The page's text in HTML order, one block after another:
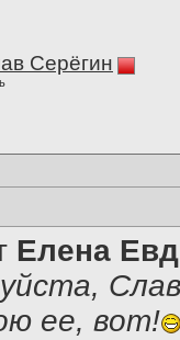
Серёгин
Елена
ее, вот!